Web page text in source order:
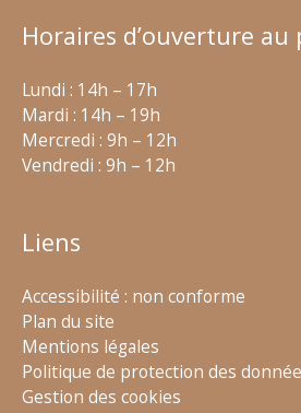
Horaires d’ouverture au
Lundi : 14h – 17h
Mardi : 14h – 19h
Mercredi : 9h – 12h
Vendredi : 9h – 12h
Liens
Accessibilité : non conforme
Plan du site
Mentions légales
Politique de protection des
Gestion des cookies